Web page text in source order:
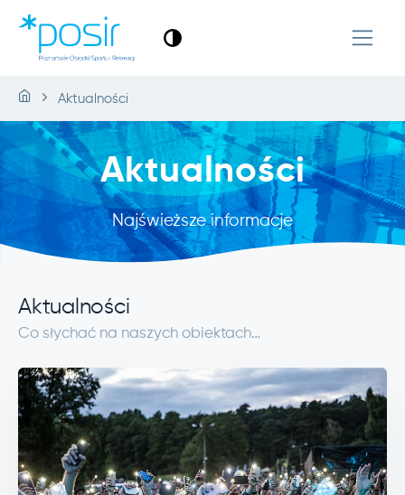
Aktualności
Aktualności
Najświeższe informacje
Aktualności
Co słychać na naszych obiektach…